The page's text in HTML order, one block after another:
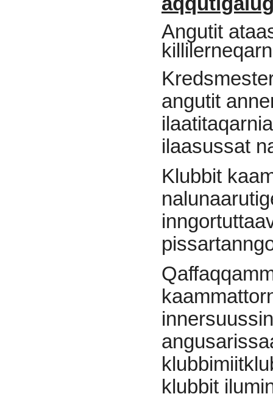
Angutit
angutit
ilaasussat
Klubbit
klubbit